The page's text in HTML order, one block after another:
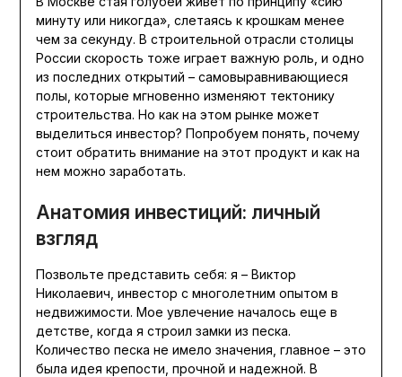
минуту или никогда», слетаясь к крошкам менее
чем за секунду. В строительной отрасли столицы
России скорость тоже играет важную роль, и одно
из последних открытий – самовыравнивающиеся
полы, которые мгновенно изменяют тектонику
строительства. Но как на этом рынке может
выделиться инвестор? Попробуем понять, почему
стоит обратить внимание на этот продукт и как на
нем можно заработать.
Анатомия инвестиций: личный
взгляд
Позвольте представить себя: я – Виктор
Николаевич, инвестор с многолетним опытом в
недвижимости. Мое увлечение началось еще в
детстве, когда я строил замки из песка.
Количество песка не имело значения, главное – это
была идея крепости, прочной и надежной. В